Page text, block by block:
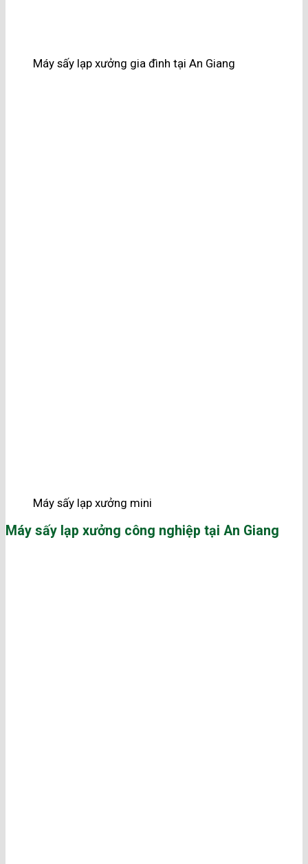
Máy sấy lạp xưởng gia đình tại An Giang
Máy sấy lạp xưởng mini
Máy sấy lạp xưởng công nghiệp tại An Giang